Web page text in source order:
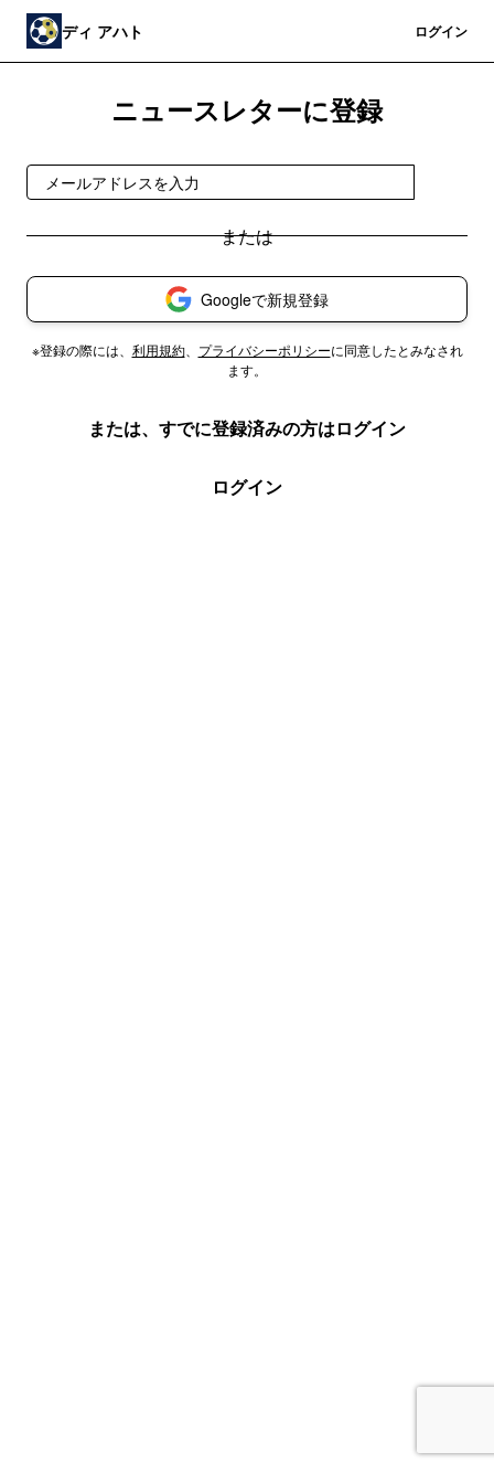
ディ アハト ログイン
ニュースレターに登録
Googleで新規登録
※登録の際には、 利用規約、 プライバシーポリシーに同意したとみなされ
ます。
または、すでに登録済みの方はログイン
ログイン